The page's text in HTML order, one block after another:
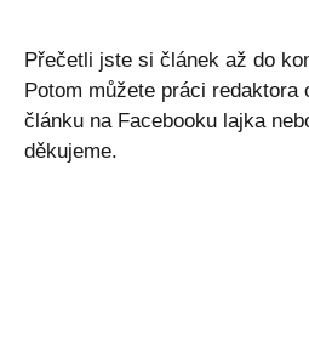
Přečetli jste si článek až do
Potom můžete práci redaktora
článku na Facebooku lajka
děkujeme.